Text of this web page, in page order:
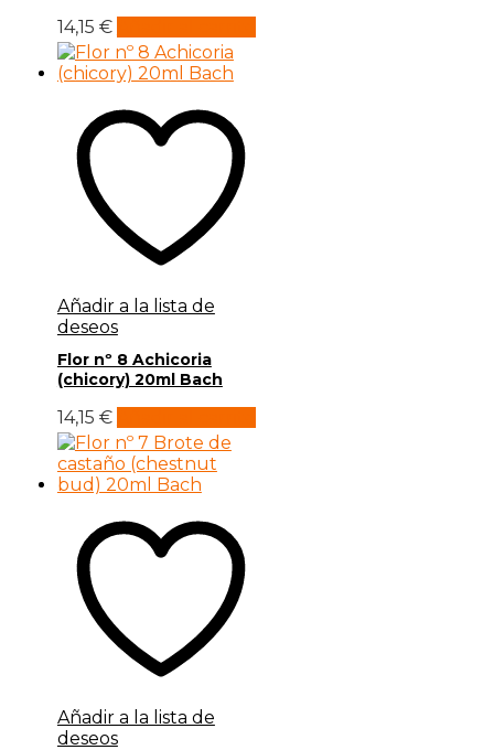
14,15 €
Añadir a la lista de
deseos
Flor nº 8 Achicoria
(chicory) 20ml Bach
14,15 €
Añadir a la lista de
deseos